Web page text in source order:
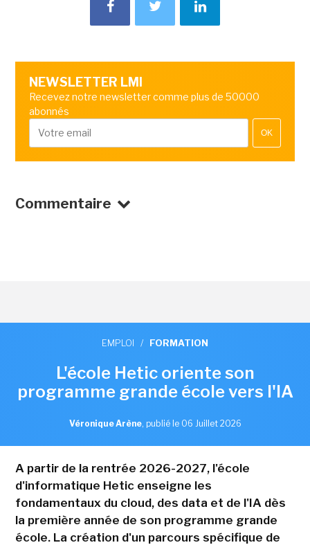
NEWSLETTER LMI
Recevez notre newsletter comme plus de 50000
abonnés
OK
Commentaire
EMPLOI / FORMATION
L'école Hetic oriente son
programme grande école vers l'IA
Véronique Arène, publié le 06 Juillet 2026
A partir de la rentrée 2026-2027, l'école
d'informatique Hetic enseigne les
fondamentaux du cloud, des data et de l'IA dès
la première année de son programme grande
école. La création d'un parcours spécifique de